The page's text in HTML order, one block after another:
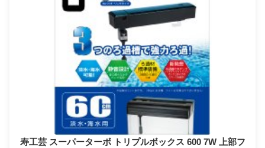
寿工芸 スーパーターボ トリプルボックス 600 7W 上部フ